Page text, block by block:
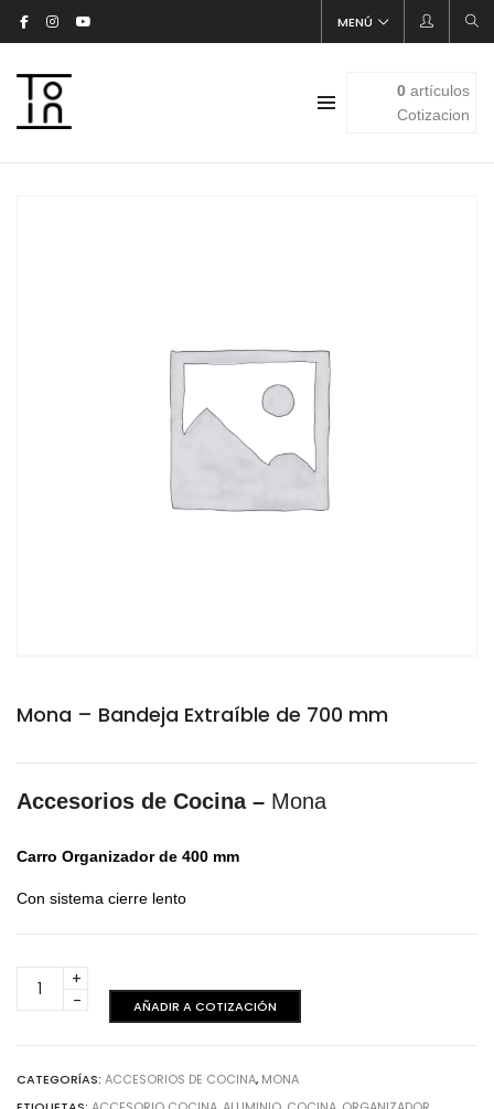
MENÚ
0artículos
Cotizacion
Mona – Bandeja Extraíble de 700 mm
Accesorios de Cocina – Mona
Carro Organizador de 400 mm
Con sistema cierre lento
AÑADIR A COTIZACIÓN
CATEGORÍAS: ACCESORIOS DE COCINA, MONA